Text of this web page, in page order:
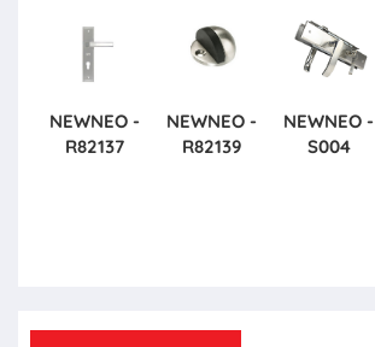
NEWNEO -
R82137
NEWNEO -
R82139
NEWNEO -
S004